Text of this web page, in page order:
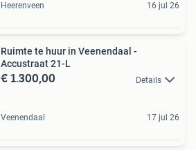
Heerenveen 16 jul 26
Ruimte te huur in Veenendaal -
Accustraat 21-L
€ 1.300,00 Details
Veenendaal 17 jul 26